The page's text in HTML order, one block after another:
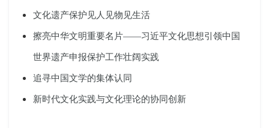
文化遗产保护见人见物见生活
擦亮中华文明重要名片——习近平文化思想引领中国
世界遗产申报保护工作壮阔实践
追寻中国文学的集体认同
新时代文化实践与文化理论的协同创新